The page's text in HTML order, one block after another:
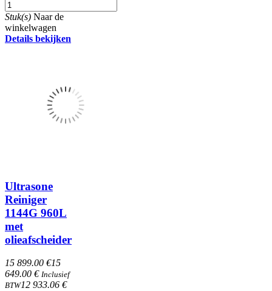
Stuk(s) Naar de
winkelwagen
Details bekijken
Ultrasone
Reiniger
1144G 960L
met
olieafscheider
15 899.00 €15
649.00 € Inclusief
BTW12 933.06 €